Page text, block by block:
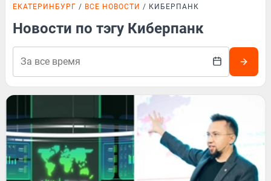
ЕКАТЕРИНБУРГ ВСЕ НОВОСТИ КИБЕРПАНК
Новости по тэгу Киберпанк